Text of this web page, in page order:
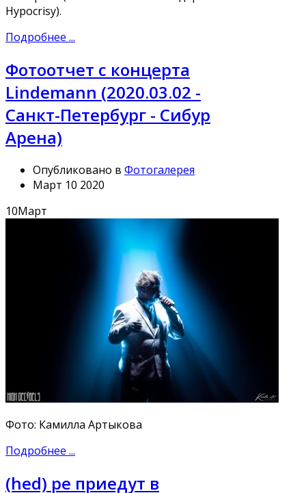
Hypocrisy).
Подробнее ...
Фотоотчет с концерта
Lindemann (2020.03.02 -
Санкт-Петербург - Сибур
Арена)
Опубликовано в Фотогалерея
Март 10 2020
10Март
Фото: Камилла Артыкова
Подробнее ...
(hed) pe приедут в